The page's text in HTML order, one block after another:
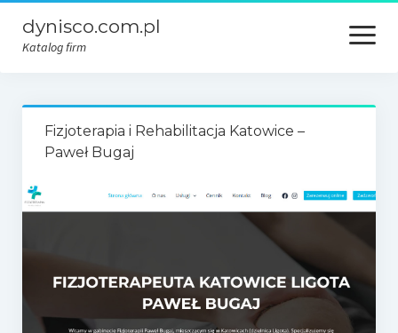
dynisco.com.pl
Katalog firm
open
menu
Fizjoterapia i Rehabilitacja Katowice –
Paweł Bugaj